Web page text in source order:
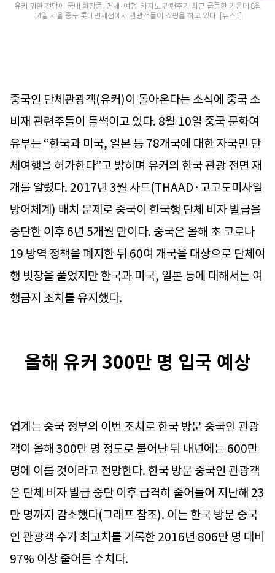
유커 귀환 전망에 국내 화장품·면세·여행·카지노 관련주가 최근 급등한 가운데 8월
14일 서울 중구 롯데면세점에서 관광객들이 쇼핑을 하고 있다. [뉴스1]
중국인 단체관광객(유커)이 돌아온다는 소식에 중국 소
비재 관련주들이 들썩이고 있다. 8월 10일 중국 문화여
유부는 “한국과 미국, 일본 등 78개국에 대한 자국민 단
체여행을 허가한다”고 밝히며 유커의 한국 관광 전면 재
개를 알렸다. 2017년 3월 사드(THAAD·고고도미사일
방어체계) 배치 문제로 중국이 한국행 단체 비자 발급을
중단한 이후 6년 5개월 만이다. 중국은 올해 초 코로나
19 방역 정책을 폐지한 뒤 60여 개국을 대상으로 단체여
행 빗장을 풀었지만 한국과 미국, 일본 등에 대해서는 여
행금지 조치를 유지했다.
올해 유커 300만 명 입국 예상
업계는 중국 정부의 이번 조치로 한국 방문 중국인 관광
객이 올해 300만 명 정도로 불어난 뒤 내년에는 600만
명에 이를 것이라고 전망한다. 한국 방문 중국인 관광객
은 단체 비자 발급 중단 이후 급격히 줄어들어 지난해 23
만 명까지 감소했다(그래프 참조). 이는 한국 방문 중국
인 관광객 수가 최고치를 기록한 2016년 806만 명 대비
97% 이상 줄어든 수치다.